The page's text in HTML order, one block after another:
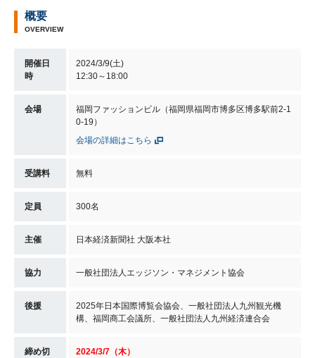
概要
OVERVIEW
開催日
時
2024/3/9(土)
12:30～18:00
会場
福岡ファッションビル（福岡県福岡市博多区博多駅前2-1
0-19）
会場の詳細はこちら
受講料 無料
定員 300名
主催 日本経済新聞社 大阪本社
協力 一般社団法人エッジソン・マネジメント協会
後援
2025年日本国際博覧会協会、一般社団法人九州観光機
構、福岡商工会議所、一般社団法人九州経済連合会
締め切
2024/3/7（木）